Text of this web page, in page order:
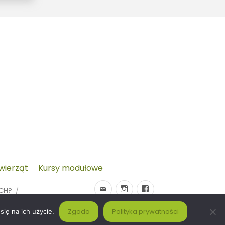
Kursy modułowe
na ich użycie. Zgoda Polityka prywatności